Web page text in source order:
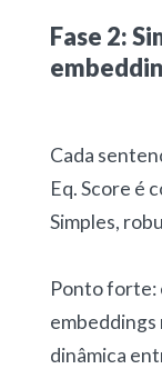
Fase 2:
Cada
Eq. Score é
Simples,
Ponto forte:
embeddings
dinâmica